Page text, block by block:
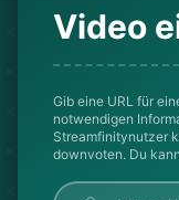
Video
Gib eine URL für
notwendigen
Streamfinitynutzer
downvoten. Du